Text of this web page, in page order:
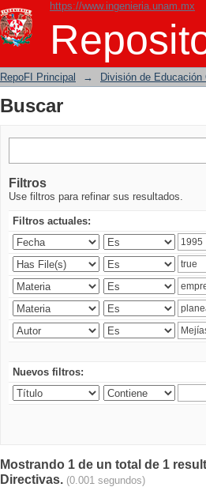
https://www.ingenieria.unam.mx
Buscar
RepoFI Principal → División de
Buscar
Filtros
Use filtros para refinar sus resultados.
Filtros actuales:
Nuevos filtros:
Mostrando 1 de un total de 1
Directivas. (0.001 segundos)